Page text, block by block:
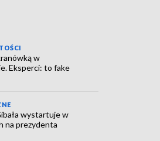
w
Eksperci: to fake
wystartuje w
na prezydenta